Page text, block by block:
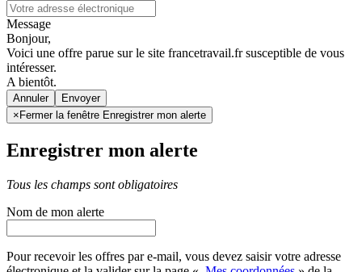
Message
Bonjour,
Voici une offre parue sur le site francetravail.fr susceptible de vous
intéresser.
A bientôt.
Annuler
× Fermer la fenêtre Enregistrer mon alerte
Enregistrer mon alerte
Tous les champs sont obligatoires
Nom de mon alerte
Pour recevoir les offres par e-mail, vous devez saisir votre adresse